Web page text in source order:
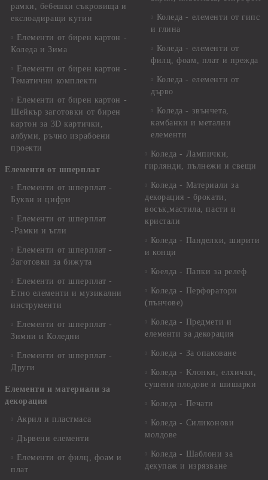
рамки, бебешки съкровища и
екслоадиращи кутии
Елементи от бирен картон -
Коледа и Зима
Елементи от бирен картон -
Тематични комплекти
Елементи от бирен картон -
Шейкър заготовки от бирен
картон за 3D картички,
албуми, ръчно израбоени
проекти
Елементи от шперплат
Елементи от шперплат -
Букви и цифри
Елементи от шперплат
-Рамки и ъгли
Елементи от шперплат -
Заготовки за бижута
Елементи от шперплат -
Етно елементи и музикални
инструменти
Елементи от шперплат -
Зимни и Коледни
Елементи от шперплат -
Други
Елементи и материали за
декорация
Акрил и пластмаса
Дървени елементи
Елементи от филц, фоам и
плат
Коледа - елементи от гипс
и глина
Коледа - елементи от
филц, фоам, плат и прежда
Коледа - елементи от
дърво
Коледа - звънчета,
камбанки и метални
елементи
Коледа - Лампички,
гирлянди, пълнежи и свещи
Коледа - Материали за
декорация - брокати,
восък,мастила, пасти и
кристали
Коледа - Панделки, ширити
и конци
Коелда - Папки за релеф
Коледа - Перфоратори
(пънчове)
Коледа - Предмети и
елементи за декорация
Коледа - За опаковане
Коледа - Kлонки, елхички,
сушени плодове и шишарки
Коледа - Печати
Коледа - Силиконови
молдове
Коледа - Шаблони за
декупаж и изрязване